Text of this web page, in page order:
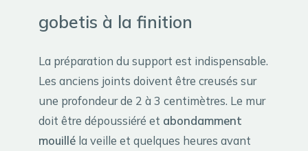
gobetis à la finition
La préparation du support est indispensable.
Les anciens joints doivent être creusés sur
une profondeur de 2 à 3 centimètres. Le mur
doit être dépoussiéré et abondamment
mouillé la veille et quelques heures avant